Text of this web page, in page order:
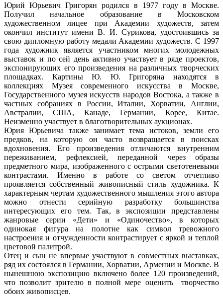
Юрий Юрьевич Григорян родился в 1977 году в Москве.
Получил начальное образование в Московском
художественном лицее при Академии художеств, затем
окончил институт имени В. И. Сурикова, удостоившись за
свою дипломную работу медали Академии художеств. С 1997
года художник является участником многих молодежных
выставок и по сей день активно участвует в ряде проектов,
экспонирующих его произведения на различных творческих
площадках. Картины Ю. Ю. Григоряна находятся в
коллекциях Музея современного искусства в Москве,
Государственного музея искусств народов Востока, а также в
частных собраниях в России, Италии, Хорватии, Англии,
Австралии, США, Канаде, Германии, Корее, Китае.
Неизменно участвует в благотворительных аукционах.
Юрия Юрьевича также занимает тема истоков, земли его
предков, на которую он часто возвращается в поисках
вдохновения. Его произведения отличаются внутренним
переживанием, рефлексией, переданной через образы
предметного мира, изображенного с острыми светотеневыми
контрастами. Именно в работе со светом отчетливо
проявляется собственный живописный стиль художника. К
характерным чертам художественного мышления этого автора
можно отнести серийную разработку большинства
интересующих его тем. Так, в экспозиции представлены
жанровые серии «Дети» и «Одиночество», в которых
одинокая фигура на полотне как символ тревожного
настроения и отчужденности контрастирует с яркой и теплой
цветовой палитрой.
Отец и сын не впервые участвуют в совместных выставках,
ряд их состоялся в Германии, Хорватии, Армении и Москве. В
нынешнюю экспозицию включено более 120 произведений,
что позволит зрителю в полной мере оценить творчество
обоих живописцев.